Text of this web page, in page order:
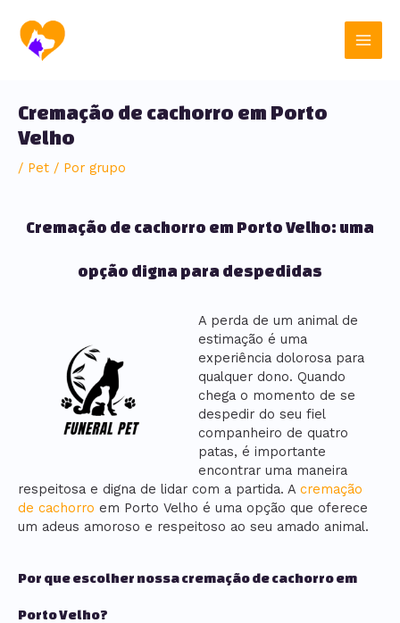
para
conteúdo
Main
Cremação de cachorro em Porto
Velho
/ Pet / Por grupo
Cremação de cachorro em Porto Velho: uma
opção digna para despedidas
A perda de um animal de
estimação é uma
experiência dolorosa para
qualquer dono. Quando
chega o momento de se
despedir do seu fiel
companheiro de quatro
patas, é importante
encontrar uma maneira
respeitosa e digna de lidar com a partida. A cremação
de cachorro em Porto Velho é uma opção que oferece
um adeus amoroso e respeitoso ao seu amado animal.
Por que escolher nossa cremação de cachorro em
Porto Velho?
navigation